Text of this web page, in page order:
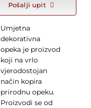
Pošalji upit
Umjetna
dekorativna
opeka je proizvod
koji na vrlo
vjerodostojan
način kopira
prirodnu opeku.
Proizvodi se od